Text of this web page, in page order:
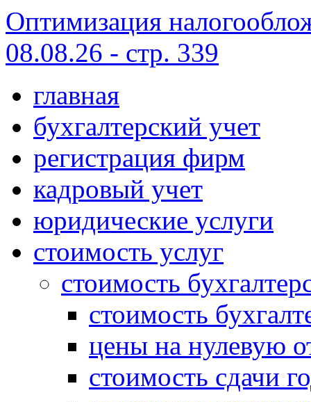
Оптимизация
08.08.26 - стр. 339
главная
бухгалтерский учет
регистрация фирм
кадровый учет
юридические услуги
стоимость услуг
стоимость
стоимость
цены на нулевую
стоимость сдачи